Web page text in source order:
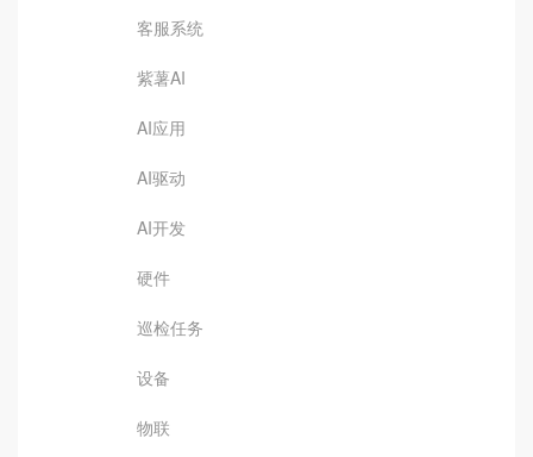
客服系统
紫薯AI
AI应用
AI驱动
AI开发
硬件
巡检任务
设备
物联